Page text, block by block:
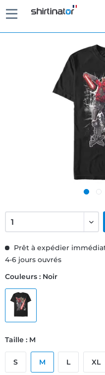
Prêt à expédier
4-6 jours ouvrés
Couleurs : Noir
Taille : M
S M L XL